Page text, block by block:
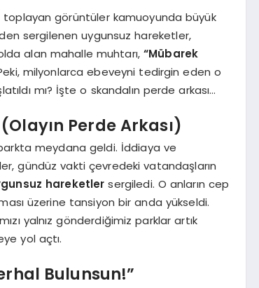
toplayan görüntüler kamuoyunda büyük
sergilenen uygunsuz hareketler,
alan mahalle muhtarı, “Mübarek
milyonlarca ebeveyni tedirgin eden o
mı? İşte o skandalın perde arkası…
Perde Arkası)
meydana geldi. İddiaya ve
gündüz vakti çevredeki vatandaşların
hareketler sergiledi. O anların cep
üzerine tansiyon bir anda yükseldi.
yalnız gönderdiğimiz parklar artık
yol açtı.
Bulunsun!”